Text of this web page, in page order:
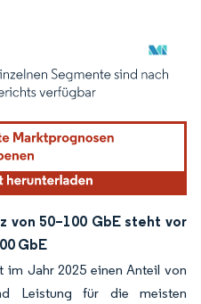
erfordert Namensnennung
von 50–100 GbE steht vor
GbE
im Jahr 2025 einen Anteil von
Leistung für die meisten